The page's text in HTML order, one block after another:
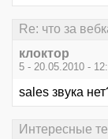
Re: что за
клоктор
5 - 20.05.2010 -
sales звука
Интересные